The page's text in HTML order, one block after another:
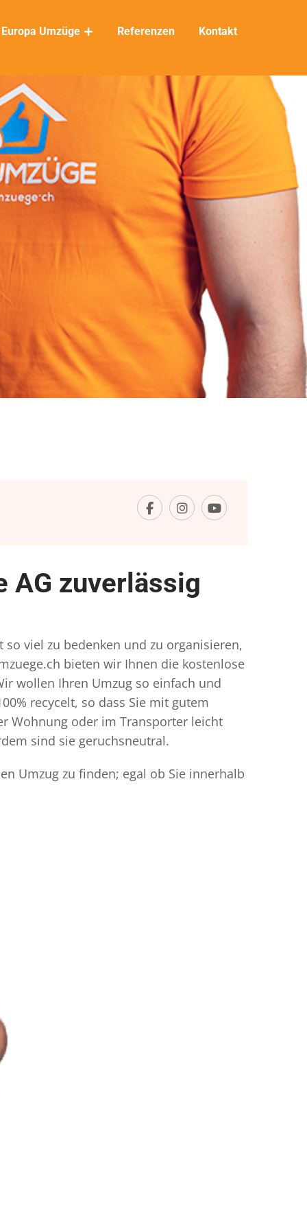
Europa Umzüge Referenzen Kontakt
AG zuverlässig
viel zu bedenken und zu organisieren,
bieten wir Ihnen die kostenlose
wollen Ihren Umzug so einfach und
recycelt, so dass Sie mit gutem
Wohnung oder im Transporter leicht
sind sie geruchsneutral.
Umzug zu finden; egal ob Sie innerhalb